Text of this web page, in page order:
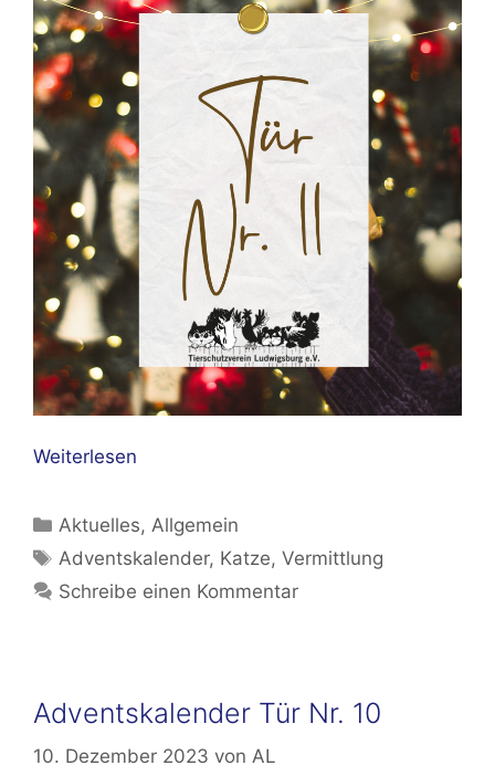
Weiterlesen
Kategorien
Aktuelles,Allgemein
Schlagwörter
Adventskalender, Katze,Vermittlung
Schreibe einen Kommentar
Adventskalender Tür Nr. 10
10. Dezember 2023 von AL